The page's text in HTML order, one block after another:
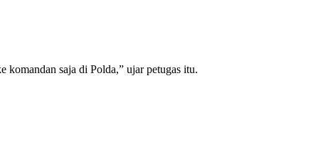
komandan saja di Polda,” ujar petugas itu.